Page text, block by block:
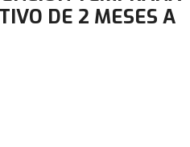
DE 2 MESES A